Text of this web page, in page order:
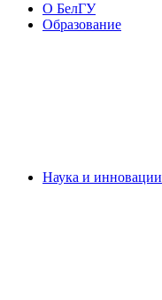
О БелГУ
Образование
Наука и инновации